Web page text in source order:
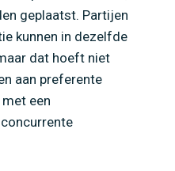
geplaatst. Partijen
kunnen in dezelfde
dat hoeft niet
aan preferente
een